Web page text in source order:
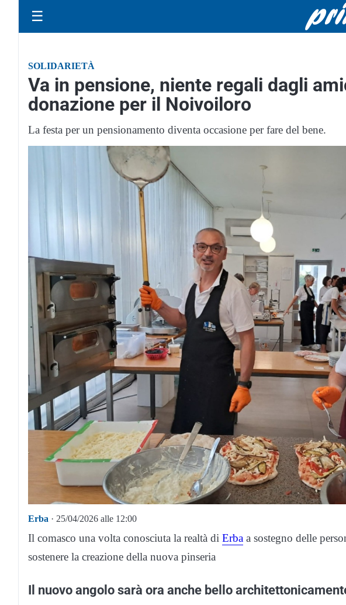
☰
SOLIDARIETÀ
Va in pensione, niente regali dagli
donazione per il Noivoiloro
La festa per un pensionamento diventa occasione per fare del bene.
Erba · 25/04/2026 alle 12:00
Il comasco una volta conosciuta la realtà di Erba a sostegno delle
sostenere la creazione della nuova pinseria
Il nuovo angolo sarà ora anche bello